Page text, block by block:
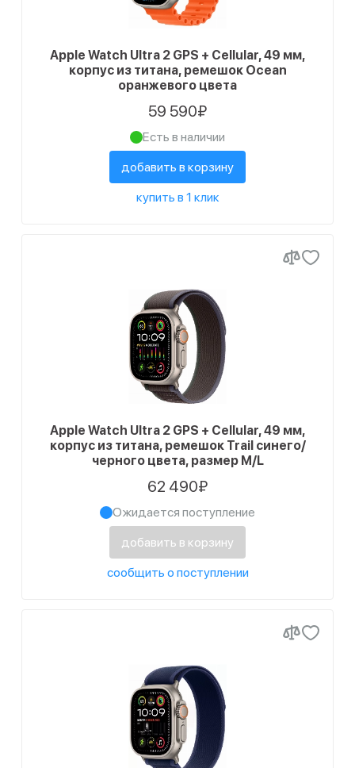
Apple Watch Ultra 2 GPS + Cellular, 49 мм,
корпус из титана, ремешок Ocean
оранжевого цвета
59 590₽
Есть в наличии
добавить в корзину
купить в 1 клик
Apple Watch Ultra 2 GPS + Cellular, 49 мм,
корпус из титана, ремешок Trail синего/
черного цвета, размер M/L
62 490₽
Ожидается поступление
добавить в корзину
сообщить о поступлении